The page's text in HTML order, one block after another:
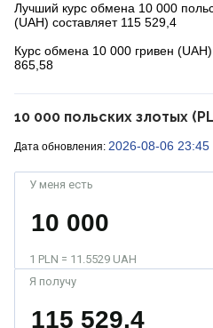
Лучший курс обмена 10 000
(UAH) составляет 115 529,4
Курс обмена 10 000 гривен
865,58
10 000 польских злотых
Дата обновления: 2026-08-06 23:45
У меня есть
1 PLN = 11.5529 UAH
Я получу